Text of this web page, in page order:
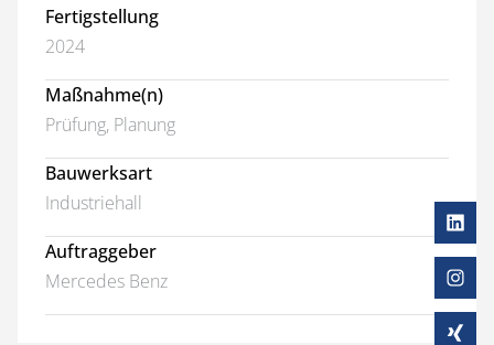
Fertigstellung
2024
Maßnahme(n)
Prüfung, Planung
Bauwerksart
Industriehall
Auftraggeber
Mercedes Benz